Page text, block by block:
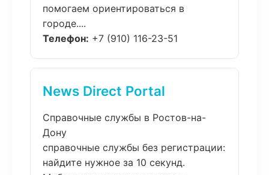
помогаем ориентироваться в
городе....
Телефон: +7 (910) 116-23-51
News Direct Portal
Справочные службы в Ростов-на-
Дону
справочные службы без регистрации:
найдите нужное за 10 секунд.